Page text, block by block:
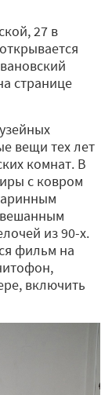
27 в
странице
вещи тех лет
комнат. В
с ковром
из 90-х.
фильм на
включить